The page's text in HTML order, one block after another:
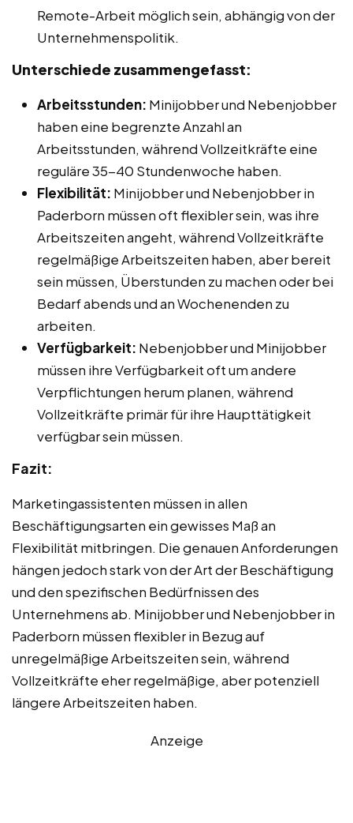
Remote-Arbeit möglich sein, abhängig von der
Unternehmenspolitik.
Unterschiede zusammengefasst:
Arbeitsstunden: Minijobber und Nebenjobber
haben eine begrenzte Anzahl an
Arbeitsstunden, während Vollzeitkräfte eine
reguläre 35-40 Stundenwoche haben.
Flexibilität: Minijobber und Nebenjobber in
Paderborn müssen oft flexibler sein, was ihre
Arbeitszeiten angeht, während Vollzeitkräfte
regelmäßige Arbeitszeiten haben, aber bereit
sein müssen, Überstunden zu machen oder bei
Bedarf abends und an Wochenenden zu
arbeiten.
Verfügbarkeit: Nebenjobber und Minijobber
müssen ihre Verfügbarkeit oft um andere
Verpflichtungen herum planen, während
Vollzeitkräfte primär für ihre Haupttätigkeit
verfügbar sein müssen.
Fazit:
Marketingassistenten müssen in allen
Beschäftigungsarten ein gewisses Maß an
Flexibilität mitbringen. Die genauen Anforderungen
hängen jedoch stark von der Art der Beschäftigung
und den spezifischen Bedürfnissen des
Unternehmens ab. Minijobber und Nebenjobber in
Paderborn müssen flexibler in Bezug auf
unregelmäßige Arbeitszeiten sein, während
Vollzeitkräfte eher regelmäßige, aber potenziell
längere Arbeitszeiten haben.
Anzeige